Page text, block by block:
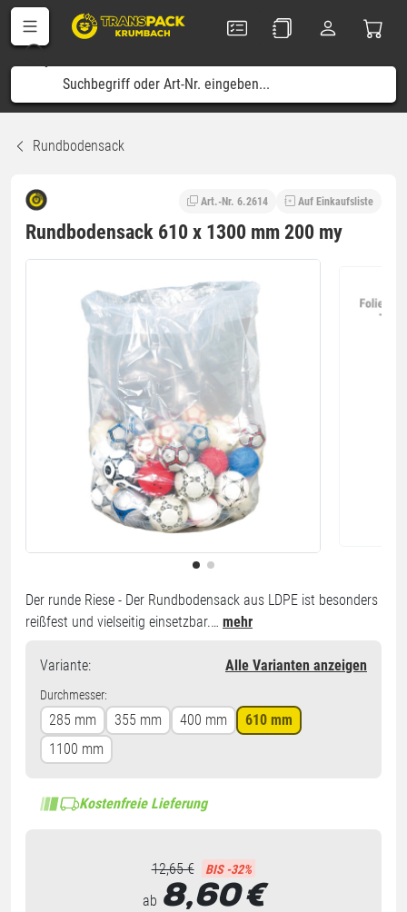
Rundbodensack
Art.-Nr. 6.2614 Auf Einkaufsliste
Rundbodensack 610 x 1300 mm 200 my
Der runde Riese - Der Rundbodensack aus LDPE ist besonders
reißfest und vielseitig einsetzbar.… mehr
Variante: Alle Varianten anzeigen
Durchmesser:
285 mm 355 mm 400 mm
610 mm
1100 mm
Kostenfreie Lieferung
12,65 € BIS -32%
ab 8,60€